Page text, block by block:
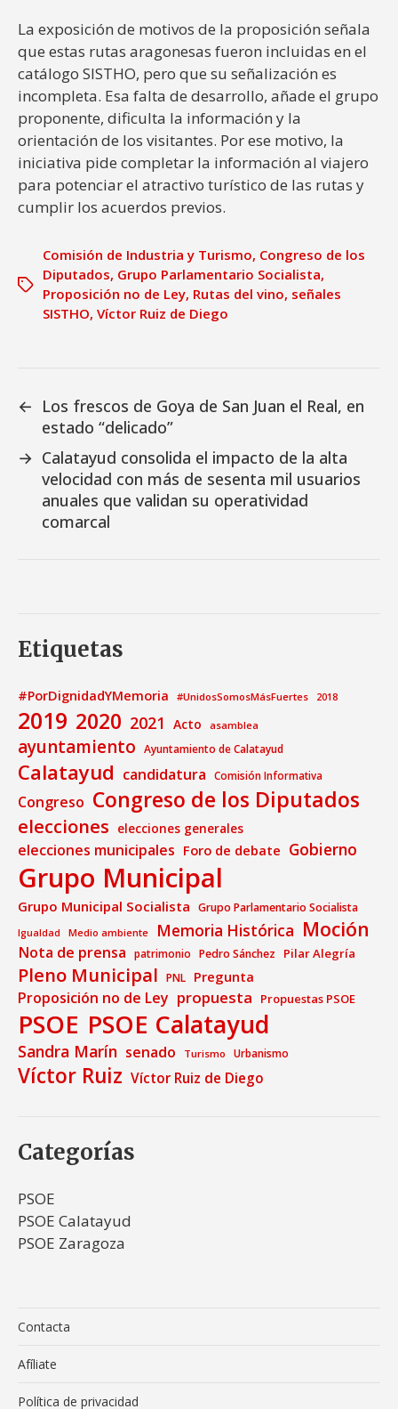
La exposición de motivos de la proposición señala
que estas rutas aragonesas fueron incluidas en el
catálogo SISTHO, pero que su señalización es
incompleta. Esa falta de desarrollo, añade el grupo
proponente, dificulta la información y la
orientación de los visitantes. Por ese motivo, la
iniciativa pide completar la información al viajero
para potenciar el atractivo turístico de las rutas y
cumplir los acuerdos previos.
Comisión de Industria y Turismo, Congreso de los
Diputados, Grupo Parlamentario Socialista,
Proposición no de Ley, Rutas del vino, señales
SISTHO, Víctor Ruiz de Diego
← Los frescos de Goya de San Juan el Real, en
estado “delicado”
→ Calatayud consolida el impacto de la alta
velocidad con más de sesenta mil usuarios
anuales que validan su operatividad
comarcal
Etiquetas
#PorDignidadYMemoria #UnidosSomosMásFuertes 2018
2019 2020 2021 Acto asamblea
ayuntamiento Ayuntamiento de Calatayud
Calatayud candidatura Comisión Informativa
Congreso Congreso de los Diputados
elecciones elecciones generales
elecciones municipales Foro de debate Gobierno
Grupo Municipal
Grupo Municipal Socialista Grupo Parlamentario Socialista
Igualdad Medio ambiente Memoria Histórica Moción
Nota de prensa patrimonio Pedro Sánchez Pilar Alegría
Pleno Municipal PNL Pregunta
Proposición no de Ley propuesta Propuestas PSOE
PSOE PSOE Calatayud
Sandra Marín senado Turismo Urbanismo
Víctor Ruiz Víctor Ruiz de Diego
Categorías
PSOE
PSOE Calatayud
PSOE Zaragoza
Contacta
Afíliate
Política de privacidad